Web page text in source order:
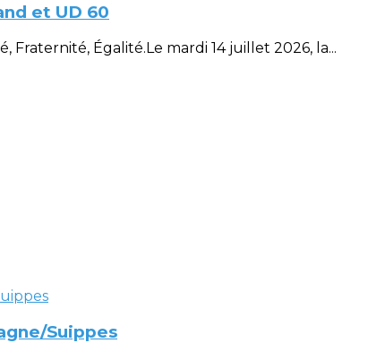
et UD 60
Fraternité, Égalité.Le mardi 14 juillet 2026, la...
Suippes